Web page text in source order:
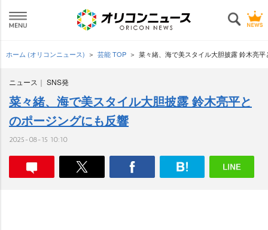
ホーム (オリコンニュース) 芸能 TOP 菜々緒、海で美スタイル大胆披露 鈴木亮
ニュース SNS発
菜々緒、海で美スタイル大胆披露 鈴木亮平と
のポージングにも反響
2025-08-15 10:10